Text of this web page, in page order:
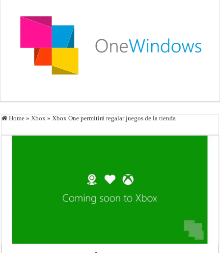
Home » Xbox » Xbox One permitirá regalar juegos de la tienda